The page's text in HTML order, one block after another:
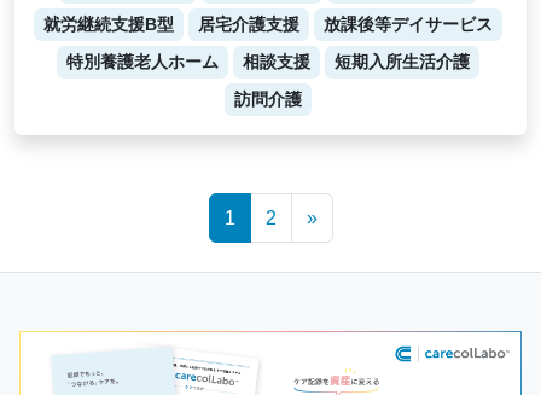
就労継続支援B型
居宅介護支援
放課後等デイサービス
特別養護老人ホーム
相談支援
短期入所生活介護
訪問介護
1 2 »